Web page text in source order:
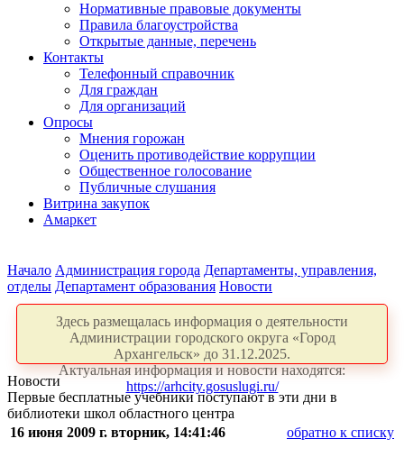
Нормативные правовые документы
Правила благоустройства
Открытые данные, перечень
Контакты
Телефонный справочник
Для граждан
Для организаций
Опросы
Мнения горожан
Оценить противодействие коррупции
Общественное голосование
Публичные слушания
Витрина закупок
Амаркет
Начало Администрация города Департаменты, управления,
отделы Департамент образования Новости
Здесь размещалась информация о деятельности
Администрации городского округа «Город
Архангельск» до 31.12.2025.
Актуальная информация и новости находятся:
https://arhcity.gosuslugi.ru/
Новости
Первые бесплатные учебники поступают в эти дни в
библиотеки школ областного центра
16 июня 2009 г. вторник, 14:41:46
обратно к списку